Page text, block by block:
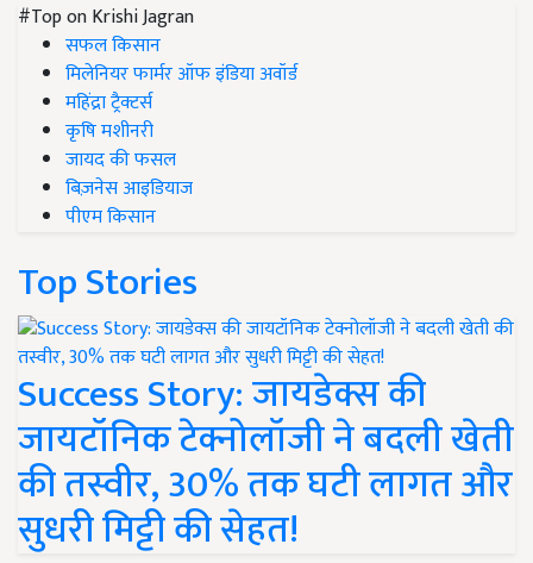
#Top on Krishi Jagran
सफल किसान
मिलेनियर फार्मर ऑफ इंडिया अवॉर्ड
महिंद्रा ट्रैक्टर्स
कृषि मशीनरी
जायद की फसल
बिज़नेस आइडियाज
पीएम किसान
Top Stories
Success Story: जायडेक्स की
जायटॉनिक टेक्नोलॉजी ने बदली खेती
की तस्वीर, 30% तक घटी लागत और
सुधरी मिट्टी की सेहत!